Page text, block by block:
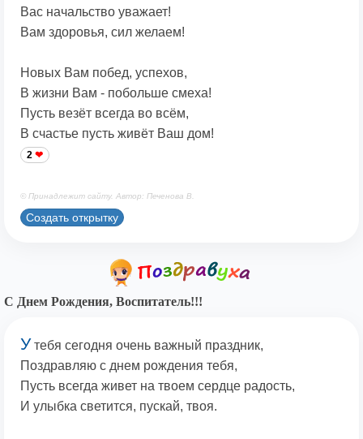
Вас начальство уважает!
Вам здоровья, сил желаем!
Новых Вам побед, успехов,
В жизни Вам - побольше смеха!
Пусть везёт всегда во всём,
В счастье пусть живёт Ваш дом!
2
© Принадлежит сайту. Автор: Печенова В.
Создать открытку
С Днем Рождения, Воспитатель!!!
У тебя сегодня очень важный праздник,
Поздравляю с днем рождения тебя,
Пусть всегда живет на твоем сердце радость,
И улыбка светится, пускай, твоя.